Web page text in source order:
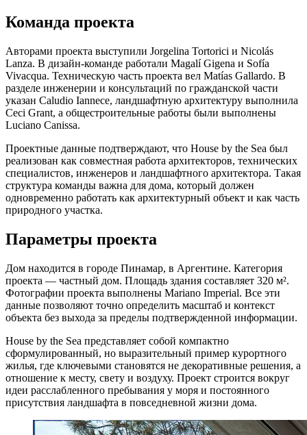
Команда проекта
Авторами проекта выступили Jorgelina Tortorici и Nicolás
Lanza. В дизайн-команде работали Magalí Gigena и Sofía
Vivacqua. Техническую часть проекта вел Matías Gallardo. В
разделе инженерии и консультаций по гражданской части
указан Caludio Iannece, ландшафтную архитектуру выполнила
Ceci Grant, а общестроительные работы были выполнены
Luciano Canissa.
Проектные данные подтверждают, что House by the Sea был
реализован как совместная работа архитекторов, технических
специалистов, инженеров и ландшафтного архитектора. Такая
структура команды важна для дома, который должен
одновременно работать как архитектурный объект и как часть
природного участка.
Параметры проекта
Дом находится в городе Пинамар, в Аргентине. Категория
проекта — частный дом. Площадь здания составляет 320 м².
Фотографии проекта выполнены Mariano Imperial. Все эти
данные позволяют точно определить масштаб и контекст
объекта без выхода за пределы подтвержденной информации.
House by the Sea представляет собой компактно
сформулированный, но выразительный пример курортного
жилья, где ключевыми становятся не декоративные решения, а
отношение к месту, свету и воздуху. Проект строится вокруг
идеи расслабленного пребывания у моря и постоянного
присутствия ландшафта в повседневной жизни дома.